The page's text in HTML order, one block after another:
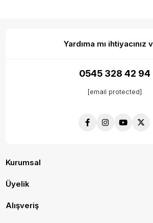
Yardıma mı ihtiyacınız
0545 328 42 94
[email protected]
Kurumsal
Üyelik
Alışveriş